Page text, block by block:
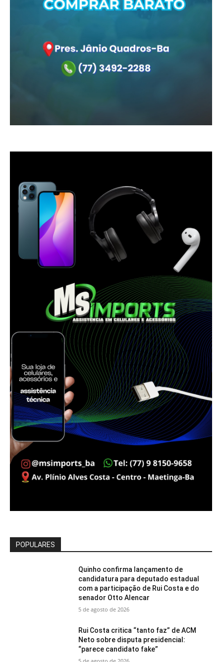
POPULARES
Quinho confirma lançamento de
candidatura para deputado estadual
com a participação de Rui Costa e do
senador Otto Alencar
5 de agosto de 2026
Rui Costa critica “tanto faz” de ACM
Neto sobre disputa presidencial:
“parece candidato fake”